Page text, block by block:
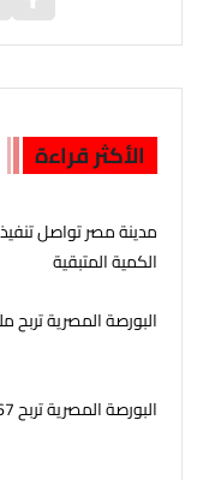
الأكثر قراءة
مدينة مصر تواصل
الكمية المتبقية
البورصة المصرية تربح
البورصة المصرية تربح 167 مليار جنيه خلال الأسبوع الماضى